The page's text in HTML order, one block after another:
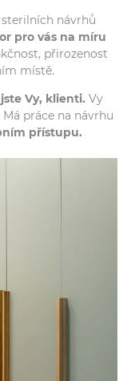
návrhů
pro vás na míru
přirozenost
místě.
Vy, klienti. Vy
práce na návrhu
přístupu.